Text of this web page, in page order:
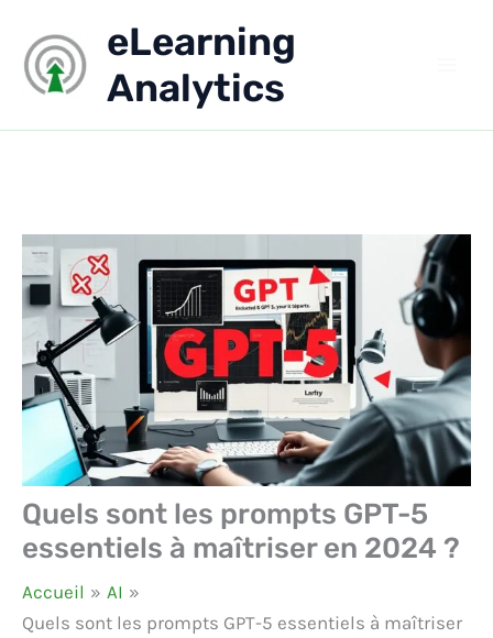
contenu
eLearning
Analytics
Quels sont les prompts GPT-5
essentiels à maîtriser en 2024 ?
Accueil
AI
Quels sont les prompts GPT-5 essentiels à maîtriser